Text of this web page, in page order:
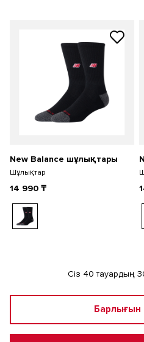
New Balance шұлықтары
Шұлықтар
14 990 ₸
Сіз 40 тауардың
Барлығын